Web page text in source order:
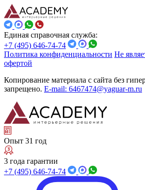
Единая справочная служба:
+7 (495) 646-74-74
Политика конфиденциальности Не
офертой
Копирование материала с сайта без
запрещено. E-mail: 6467474@yaguar-m.ru
Опыт 31 год
3 года гарантии
+7 (495) 646-74-74